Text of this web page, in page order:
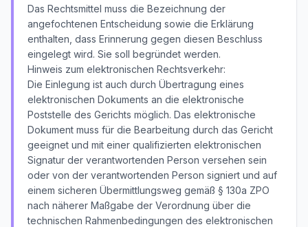
Das Rechtsmittel muss die Bezeichnung der
angefochtenen Entscheidung sowie die Erklärung
enthalten, dass Erinnerung gegen diesen Beschluss
eingelegt wird. Sie soll begründet werden.
Hinweis zum elektronischen Rechtsverkehr:
Die Einlegung ist auch durch Übertragung eines
elektronischen Dokuments an die elektronische
Poststelle des Gerichts möglich. Das elektronische
Dokument muss für die Bearbeitung durch das Gericht
geeignet und mit einer qualifizierten elektronischen
Signatur der verantwortenden Person versehen sein
oder von der verantwortenden Person signiert und auf
einem sicheren Übermittlungsweg gemäß § 130a ZPO
nach näherer Maßgabe der Verordnung über die
technischen Rahmenbedingungen des elektronischen